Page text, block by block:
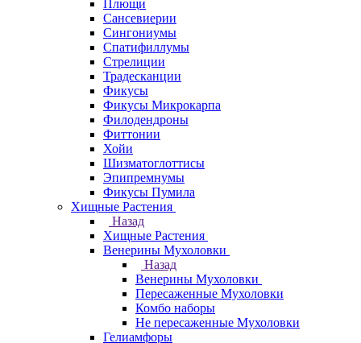
Плющи
Сансевиерии
Сингониумы
Спатифиллумы
Стрелиции
Традесканции
Фикусы
Фикусы Микрокарпа
Филодендроны
Фиттонии
Хойи
Шизматоглоттисы
Эпипремнумы
Фикусы Пумила
Хищные Растения
Назад
Хищные Растения
Венерины Мухоловки
Назад
Венерины Мухоловки
Пересаженные Мухоловки
Комбо наборы
Не пересаженные Мухоловки
Гелиамфоры